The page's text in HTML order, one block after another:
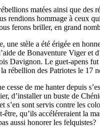
matées ainsi que
rendions hommage à ceux
ferons briller, en grand
stèle a été érigée en
de Bonaventure Viger
Davignon. Le guet-apens
rébellion des Patriotes le 17
de me hanter depuis
d’installer un buste de
sont servis contre les
qu’ils accéléreraient la
aussi honorer les felquistes?